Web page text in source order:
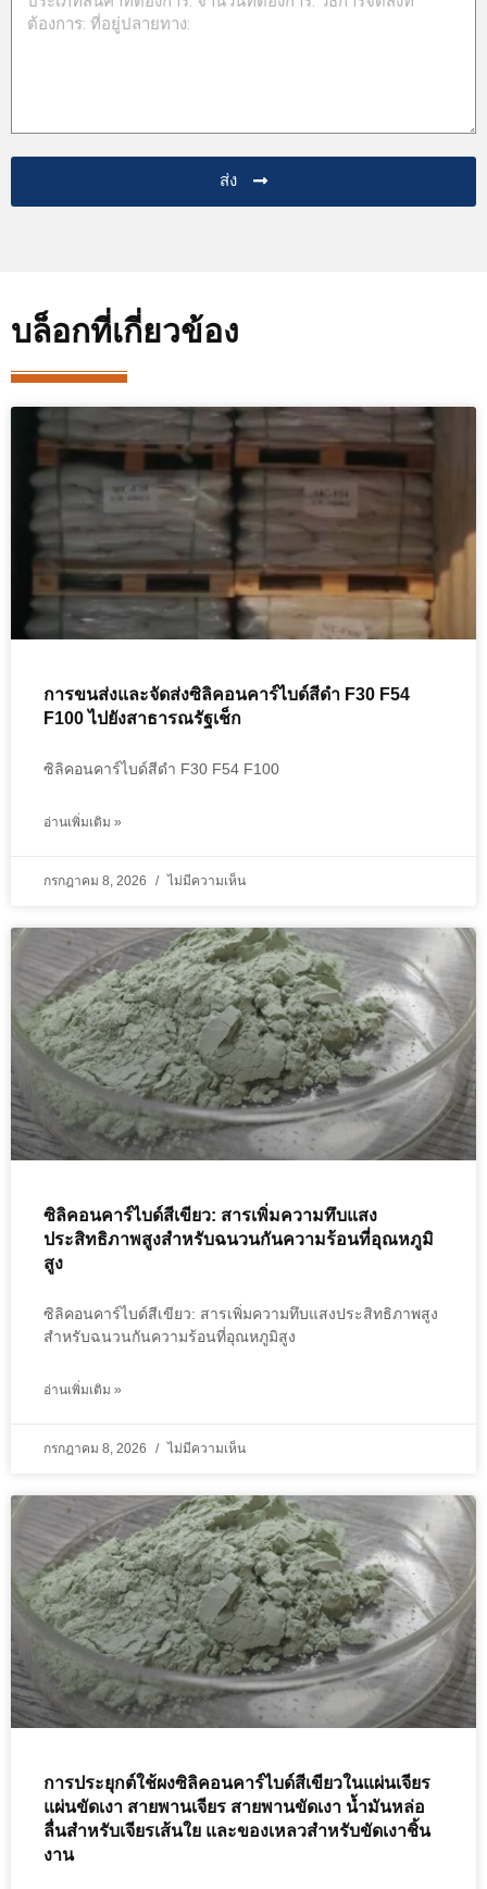
ส่ง
บล็อกที่เกี่ยวข้อง
การขนส่งและจัดส่งซิลิคอนคาร์ไบด์สีดำ F30 F54
F100 ไปยังสาธารณรัฐเช็ก
ซิลิคอนคาร์ไบด์สีดำ F30 F54 F100
อ่านเพิ่มเติม »
กรกฎาคม 8, 2026 ไม่มีความเห็น
ซิลิคอนคาร์ไบด์สีเขียว: สารเพิ่มความทึบแสง
ประสิทธิภาพสูงสำหรับฉนวนกันความร้อนที่อุณหภูมิ
สูง
ซิลิคอนคาร์ไบด์สีเขียว: สารเพิ่มความทึบแสงประสิทธิภาพสูง
สำหรับฉนวนกันความร้อนที่อุณหภูมิสูง
อ่านเพิ่มเติม »
กรกฎาคม 8, 2026 ไม่มีความเห็น
การประยุกต์ใช้ผงซิลิคอนคาร์ไบด์สีเขียวในแผ่นเจียร
แผ่นขัดเงา สายพานเจียร สายพานขัดเงา น้ำมันหล่อ
ลื่นสำหรับเจียรเส้นใย และของเหลวสำหรับขัดเงาชิ้น
งาน